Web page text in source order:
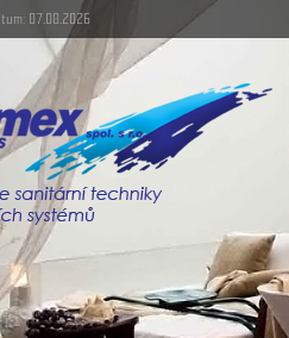
07.08.2026